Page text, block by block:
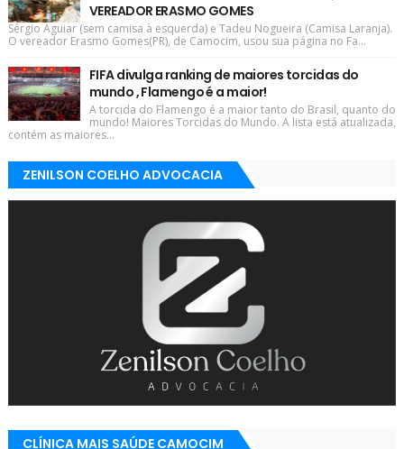
VEREADOR ERASMO GOMES
Sérgio Aguiar (sem camisa à esquerda) e Tadeu Nogueira (Camisa Laranja).
O vereador Erasmo Gomes(PR), de Camocim, usou sua página no Fa...
FIFA divulga ranking de maiores torcidas do
mundo , Flamengo é a maior!
A torcida do Flamengo é a maior tanto do Brasil, quanto do
mundo! Maiores Torcidas do Mundo. A lista está atualizada,
contém as maiores...
ZENILSON COELHO ADVOCACIA
CLÍNICA MAIS SAÚDE CAMOCIM